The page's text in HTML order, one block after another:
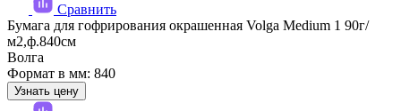
Сравнить
Бумага для гофрирования окрашенная Volga Medium 1 90г/
м2,ф.840см
Волга
Формат в мм: 840
Узнать цену